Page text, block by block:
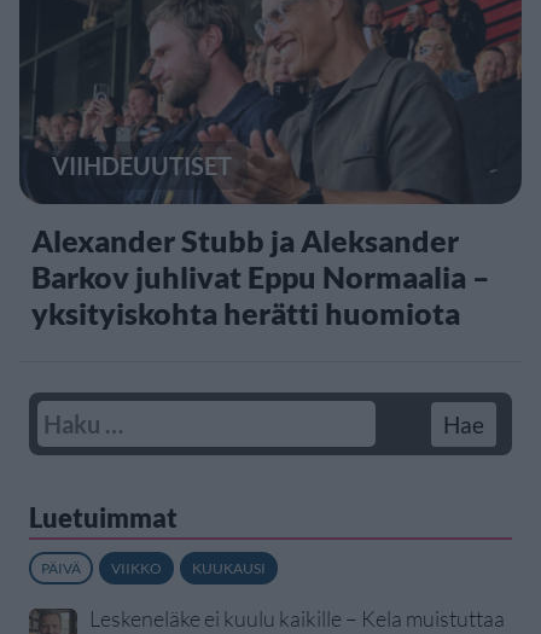
VIIHDEUUTISET
Alexander Stubb ja Aleksander
Barkov juhlivat Eppu Normaalia –
yksityiskohta herätti huomiota
Luetuimmat
PÄIVÄ VIIKKO KUUKAUSI
Leskeneläke ei kuulu kaikille – Kela muistuttaa